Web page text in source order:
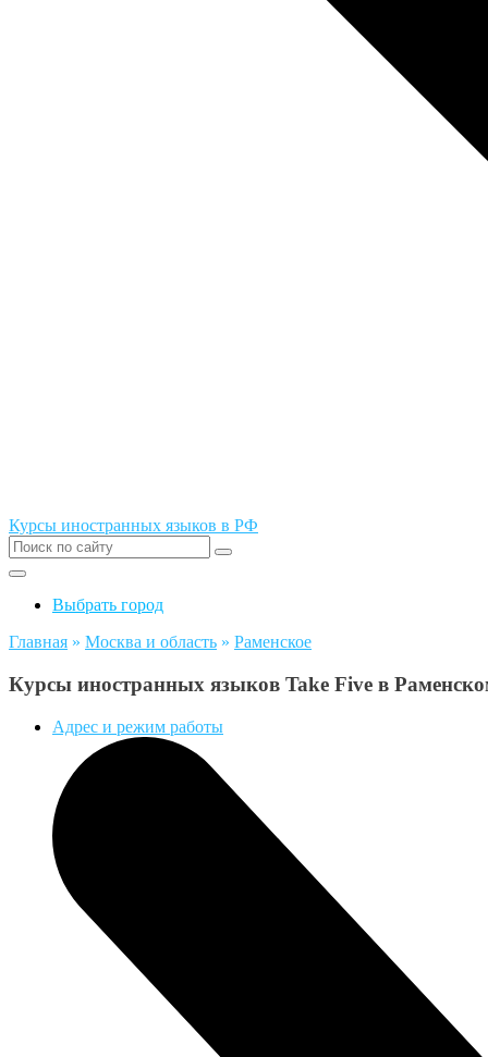
Курсы иностранных языков в РФ
Выбрать город
Главная » Москва и область » Раменское
Курсы иностранных языков Take Five в
Адрес и режим работы